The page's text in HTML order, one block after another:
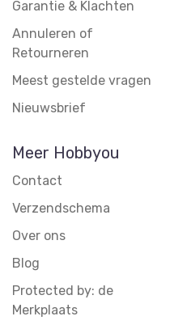
Garantie & Klachten
Annuleren of
Retourneren
Meest gestelde vragen
Nieuwsbrief
Meer Hobbyou
Contact
Verzendschema
Over ons
Blog
Protected by: de
Merkplaats